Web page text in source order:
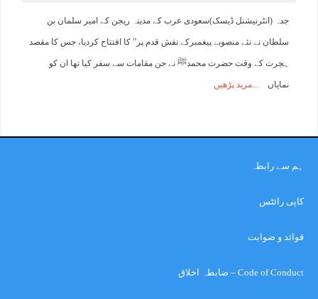
جدہ (انٹرنیشنل ڈیسک)سعودی عرب کے مدینہ ریجن کے امیر سلمان بن
سلطان نے نئے منصوبے پیغمبرکے نقش قدم پر” کا افتتاح کردیا، جس کا مقصد
ہجرت کے وقت حضرت محمدﷺ نے جن مقامات سے سفر کیا تھا ان کو
نمایاں مزید پڑھیں
ہم سے رابطہ
کاپی رائٹس
قوائد و ضوابت
Code of Conduct – ضابطہ اخلاق